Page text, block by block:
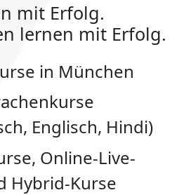
mit Erfolg.
lernen mit Erfolg.
in München
Englisch, Hindi)
Online-Live-
Hybrid-Kurse